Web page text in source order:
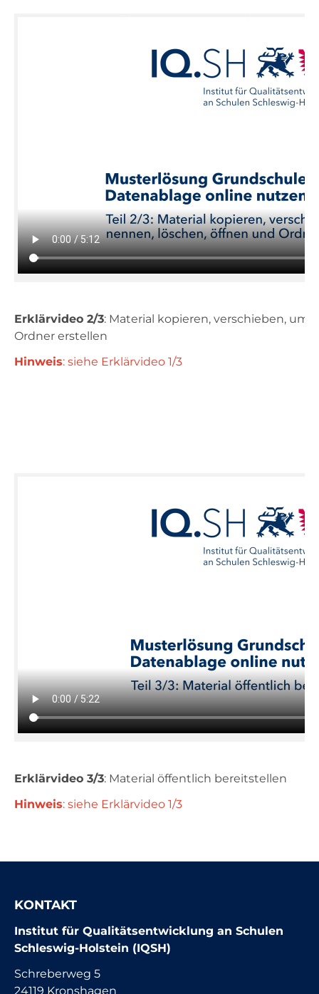
Erklärvideo 2/3: Material kopieren, verschieben,
Ordner erstellen
Hinweis: siehe Erklärvideo 1/3
Erklärvideo 3/3: Material öffentlich bereitstellen
Hinweis: siehe Erklärvideo 1/3
KONTAKT
Institut für Qualitätsentwicklung an Schulen
Schleswig-Holstein (IQSH)
Schreberweg 5
24119 Kronshagen